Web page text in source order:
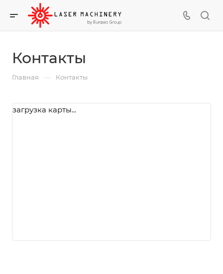
Контакты
Главная — Контакты
загрузка карты...